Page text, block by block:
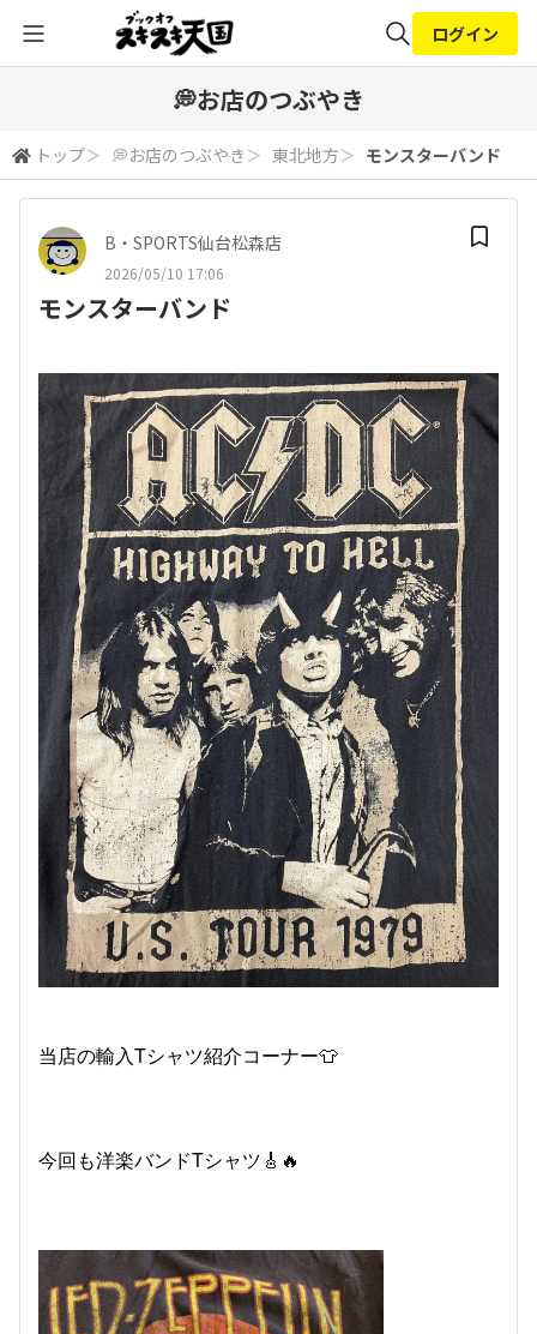
検索
ログイン
💭お店のつぶやき
トップ＞ 💭お店のつぶやき ＞ 東北地方＞ モンスターバンド
B・SPORTS仙台松森店
2026/05/10 17:06
モンスターバンド
当店の輸入Tシャツ紹介コーナー👕
今回も洋楽バンドTシャツ🎸🔥